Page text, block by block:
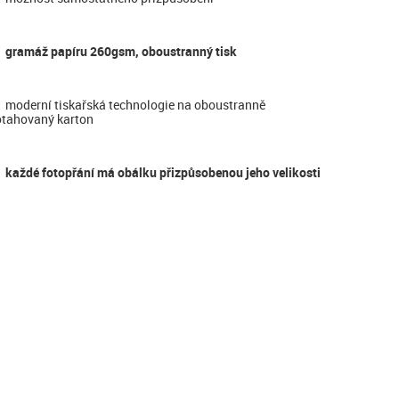
gramáž papíru 260gsm, oboustranný tisk
moderní tiskařská technologie na oboustranně
karton
každé fotopřání má obálku přizpůsobenou jeho velikosti